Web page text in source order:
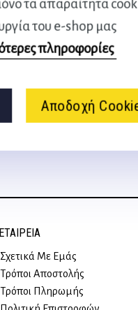
τα απαραίτητα
του e-shop μας
πληροφορίες
Αποδοχή
μας
media
ΕΤΑΙΡΕΊΑ
Σχετικά Με Εμάς
Τρόποι Αποστολής
Τρόποι Πληρωμής